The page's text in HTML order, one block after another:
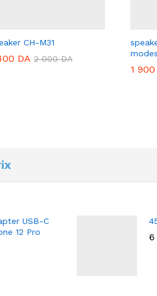
CH-M31
DA 2 000DA
modes
1 900
USB-C
12 Pro
6